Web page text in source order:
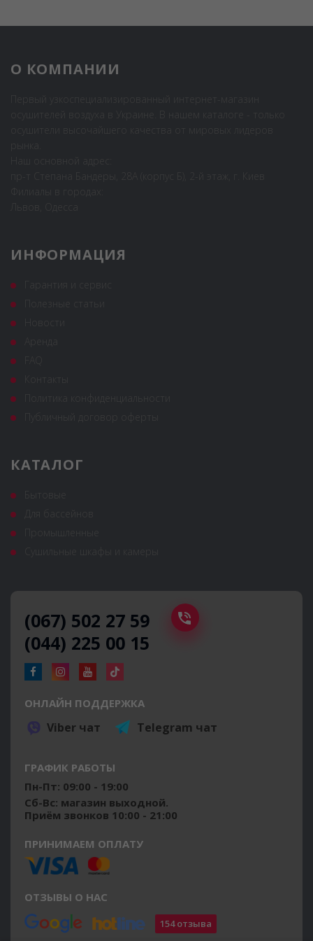
О КОМПАНИИ
ИНФОРМАЦИЯ
КАТАЛОГ
(067) 502 27 59
(044) 225 00 15
ОНЛАЙН ПОДДЕРЖКА
Viber чат Telegram чат
ГРАФИК РАБОТЫ
Пн-Пт: 09:00 - 19:00
Сб-Вс: магазин выходной.
Приём звонков 10:00 - 21:00
ПРИНИМАЕМ ОПЛАТУ
ОТЗЫВЫ О НАС
154 отзыва